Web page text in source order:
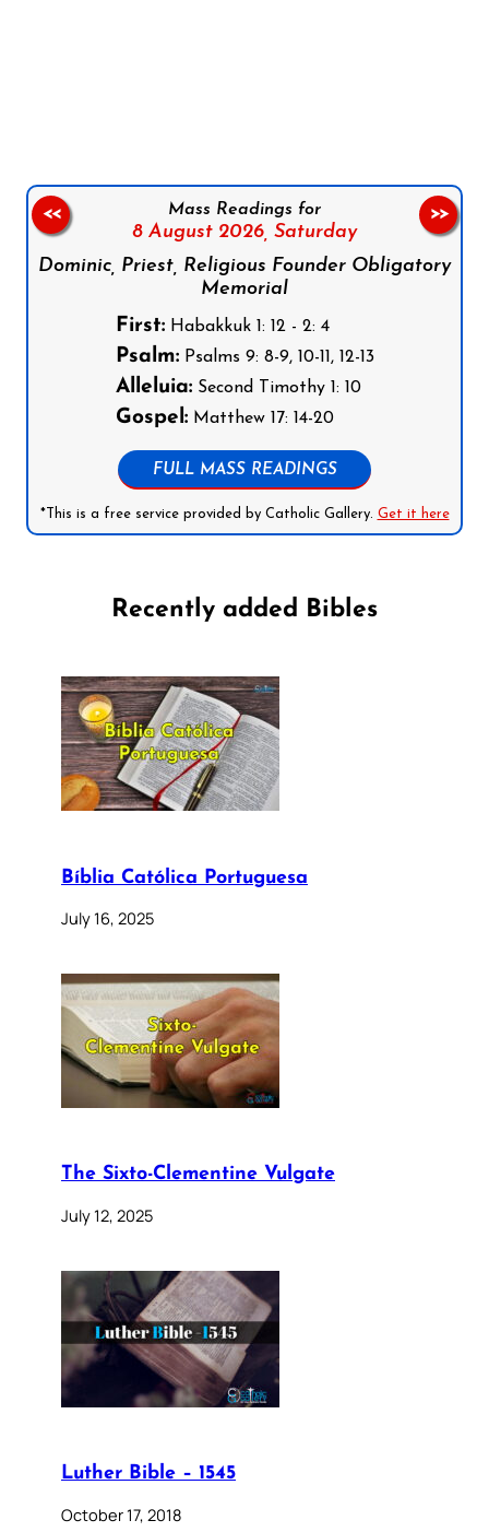
Mass Readings for
8 August 2026, Saturday
Dominic, Priest, Religious Founder Obligatory
Memorial
First:Habakkuk 1: 12 - 2: 4
Psalm:Psalms 9: 8-9, 10-11, 12-13
Alleluia:Second Timothy 1: 10
Gospel:Matthew 17: 14-20
FULL MASS READINGS
*This is a free service provided by Catholic Gallery. Get it here
<< >>
Recently added Bibles
Bíblia Católica Portuguesa
July 16, 2025
The Sixto-Clementine Vulgate
July 12, 2025
Luther Bible – 1545
October 17, 2018